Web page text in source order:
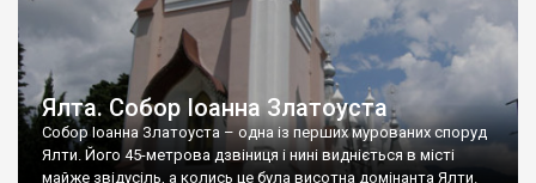
Ялта. Собор Іоанна Златоуста
Собор Іоанна Златоуста – одна із перших мурованих споруд
Ялти. Його 45-метрова дзвіниця і нині видніється в місті
майже звідусіль, а колись це була висотна домінанта Ялти.